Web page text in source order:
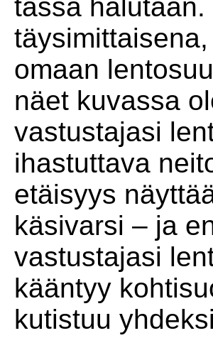
tässä
omaan
näet kuvassa
vastustajasi
ihastuttava
etäisyys
käsivarsi – ja
vastustajasi
kääntyy
kutistuu